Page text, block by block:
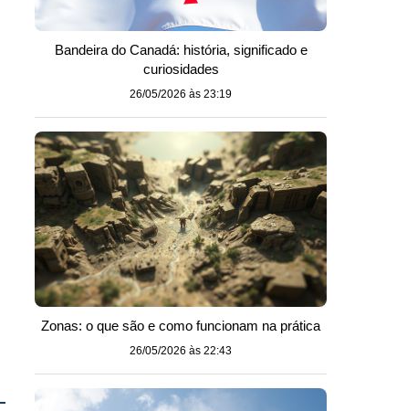
Bandeira do Canadá: história, significado e
curiosidades
26/05/2026 às 23:19
Zonas: o que são e como funcionam na prática
26/05/2026 às 22:43